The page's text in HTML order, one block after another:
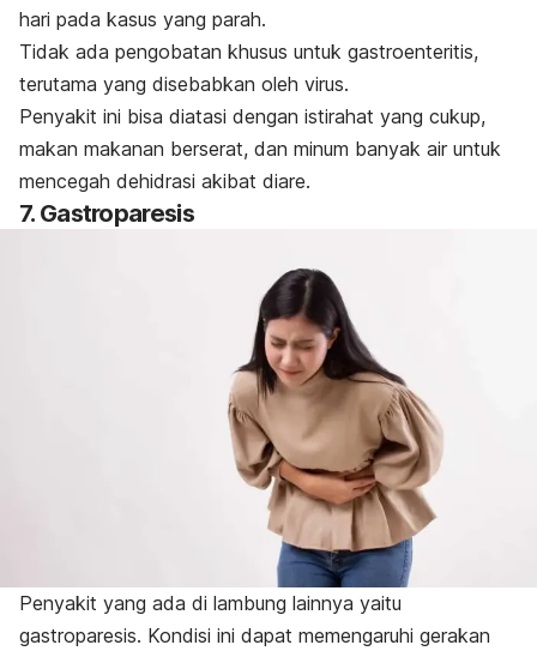
hari pada kasus yang parah.
Tidak ada pengobatan khusus untuk gastroenteritis,
terutama yang disebabkan oleh virus.
Penyakit ini bisa diatasi dengan istirahat yang cukup,
makan makanan berserat, dan minum banyak air untuk
mencegah dehidrasi akibat diare.
7. Gastroparesis
Penyakit yang ada di lambung lainnya yaitu
gastroparesis. Kondisi ini dapat memengaruhi gerakan